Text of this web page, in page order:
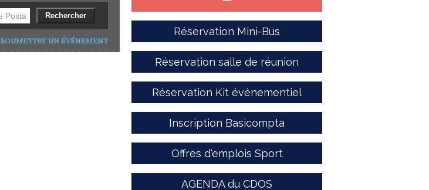
Soumettre un événement
Réservation Mini-Bus
Réservation salle de réunion
Réservation Kit événementiel
Inscription Basicompta
Offres d'emplois Sport
AGENDA du CDOS